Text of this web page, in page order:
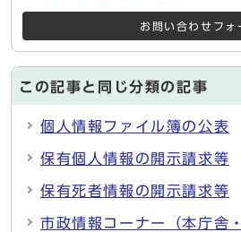
お問い合わせフォ
この記事と同じ分類の記事
個人情報ファイル簿の公表
保有個人情報の開示請求等
保有死者情報の開示請求等
市政情報コーナー（本庁舎